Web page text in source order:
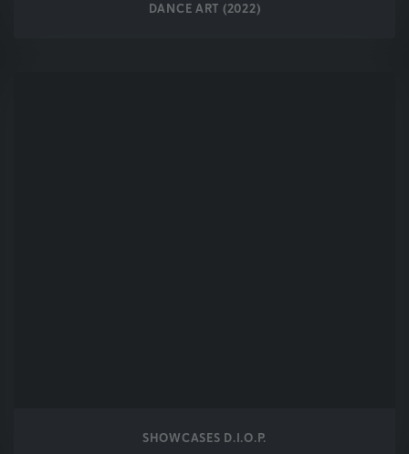
DANCE ART (2022)
SHOWCASES D.I.O.P.